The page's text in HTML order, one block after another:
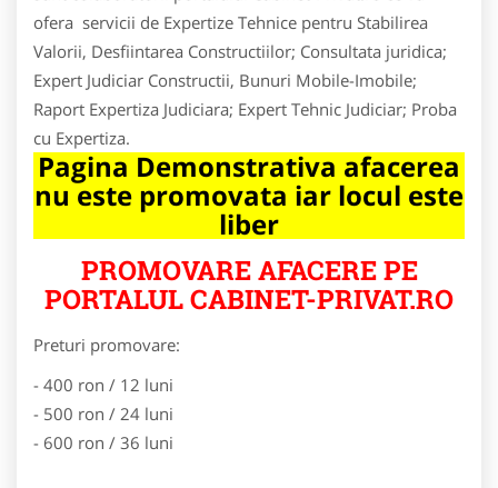
ofera servicii de Expertize Tehnice pentru Stabilirea
Valorii, Desfiintarea Constructiilor; Consultata juridica;
Expert Judiciar Constructii, Bunuri Mobile-Imobile;
Raport Expertiza Judiciara; Expert Tehnic Judiciar; Proba
cu Expertiza.
Pagina Demonstrativa afacerea
nu este promovata iar locul este
liber
PROMOVARE AFACERE PE
PORTALUL CABINET-PRIVAT.RO
Preturi promovare:
- 400 ron / 12 luni
- 500 ron / 24 luni
- 600 ron / 36 luni